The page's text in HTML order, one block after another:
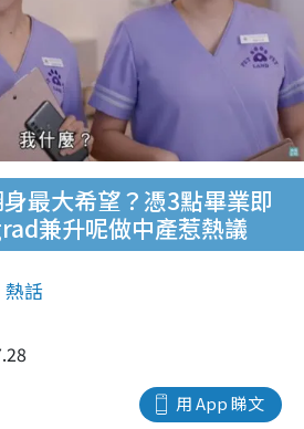
最大希望？憑3點畢業即
兼升呢做中產惹熱議
熱話
用 App 睇文